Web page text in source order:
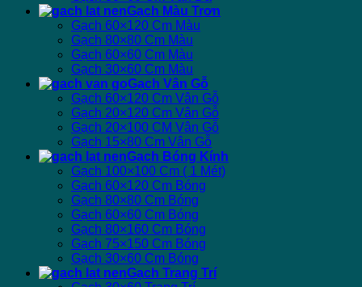
Gạch Màu Trơn
Gạch 60×120 Cm Màu
Gạch 80×80 Cm Màu
Gạch 60×60 Cm Màu
Gạch 30×60 Cm Màu
Gạch Vân Gỗ
Gạch 60×120 Cm Vân Gỗ
Gạch 20×120 Cm Vân Gỗ
Gạch 20×100 CM Vân Gỗ
Gạch 15×80 Cm Vân Gỗ
Gạch Bóng Kính
Gạch 100×100 Cm ( 1 Mét)
Gạch 60×120 Cm Bóng
Gạch 80×80 Cm Bóng
Gạch 60×60 Cm Bóng
Gạch 80×160 Cm Bóng
Gạch 75×150 Cm Bóng
Gạch 30×60 Cm Bóng
Gạch Trang Trí